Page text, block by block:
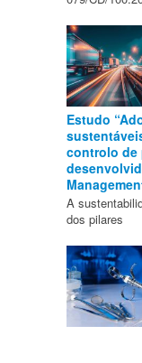
Estudo
controlo de
A
dos pilares